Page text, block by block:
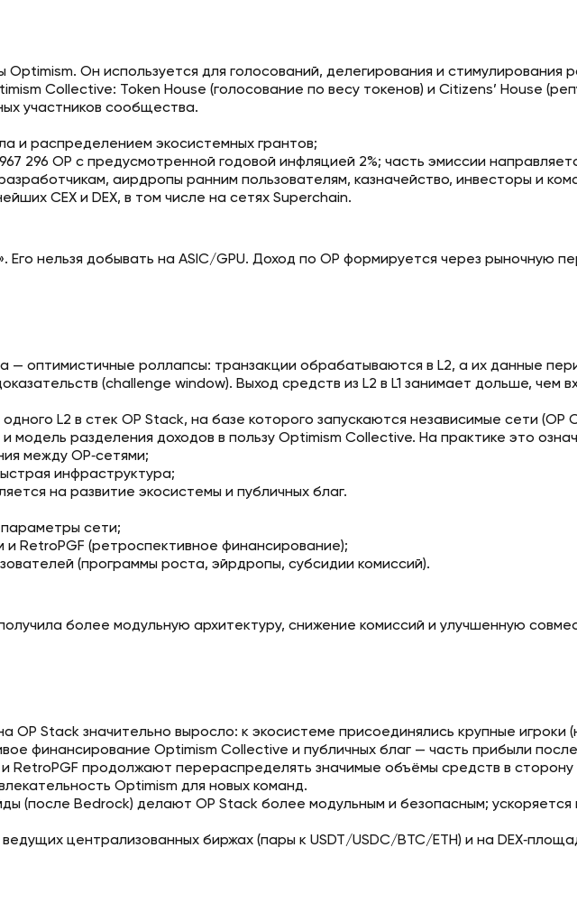
Он используется для голосований, делегирования и стимулирования
Collective: Token House (голосование по весу токенов) и Citizens’ House
участников сообщества.
и распределением экосистемных грантов;
296 OP с предусмотренной годовой инфляцией 2%; часть эмиссии
аирдропы ранним пользователям, казначейство, инвесторы и
CEX и DEX, в том числе на сетях Superchain.
Его нельзя добывать на ASIC/GPU. Доход по OP формируется через рыночную
— оптимистичные роллапсы: транзакции обрабатываются в L2, а их данные
(challenge window). Выход средств из L2 в L1 занимает дольше, чем
L2 в стек OP Stack, на базе которого запускаются независимые сети
модель разделения доходов в пользу Optimism Collective. На практике это
между OP‑сетями;
инфраструктура;
на развитие экосистемы и публичных благ.
сети;
RetroPGF (ретроспективное финансирование);
(программы роста, эйрдропы, субсидии комиссий).
более модульную архитектуру, снижение комиссий и улучшенную
OP Stack значительно выросло: к экосистеме присоединялись крупные
финансирование Optimism Collective и публичных благ — часть прибыли
RetroPGF продолжают перераспределять значимые объёмы средств в
Optimism для новых команд.
(после Bedrock) делают OP Stack более модульным и безопасным;
централизованных биржах (пары к USDT/USDC/BTC/ETH) и на